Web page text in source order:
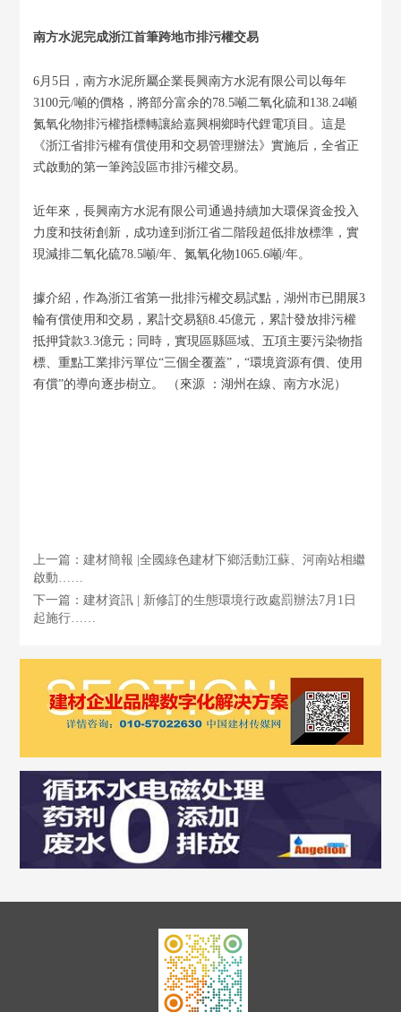
南方水泥完成浙江首筆跨地市排污權交易
6月5日，南方水泥所屬企業長興南方水泥有限公司以每年
3100元/噸的價格，將部分富余的78.5噸二氧化硫和138.24噸
氮氧化物排污權指標轉讓給嘉興桐鄉時代鋰電項目。這是
《浙江省排污權有償使用和交易管理辦法》實施后，全省正
式啟動的第一筆跨設區市排污權交易。
近年來，長興南方水泥有限公司通過持續加大環保資金投入
力度和技術創新，成功達到浙江省二階段超低排放標準，實
現減排二氧化硫78.5噸/年、氮氧化物1065.6噸/年。
據介紹，作為浙江省第一批排污權交易試點，湖州市已開展3
輪有償使用和交易，累計交易額8.45億元，累計發放排污權
抵押貸款3.3億元；同時，實現區縣區域、五項主要污染物指
標、重點工業排污單位“三個全覆蓋”，“環境資源有價、使用
有償”的導向逐步樹立。 （來源 ：湖州在線、南方水泥）
上一篇：建材簡報 |全國綠色建材下鄉活動江蘇、河南站相繼
啟動……
下一篇：建材資訊 | 新修訂的生態環境行政處罰辦法7月1日
起施行……